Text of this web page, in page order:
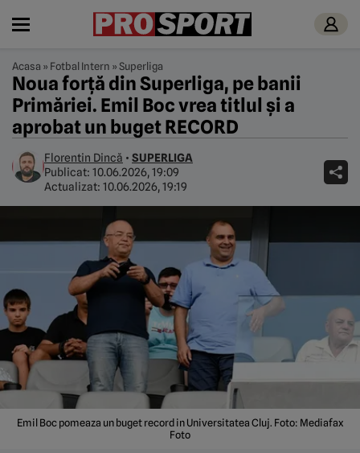
Acasa » Fotbal Intern »Superliga
Noua forță din Superliga, pe banii
Primăriei. Emil Boc vrea titlul și a
aprobat un buget RECORD
Florentin Dincă • SUPERLIGA
Publicat: 10.06.2026, 19:09
Actualizat: 10.06.2026, 19:19
Emil Boc pomeaza un buget record in Universitatea Cluj. Foto: Mediafax
Foto